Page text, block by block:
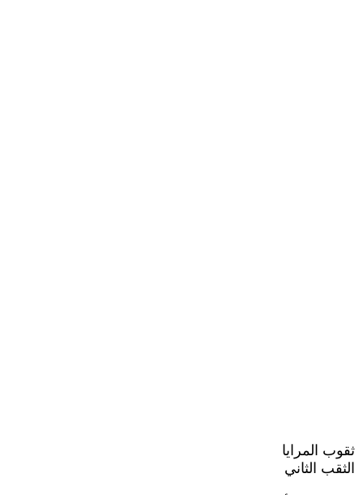
ثقوب المرايا
الثقب الثاني